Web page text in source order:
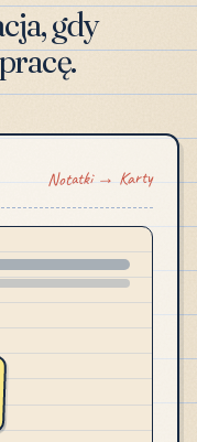
gdy
Notatki → Karty